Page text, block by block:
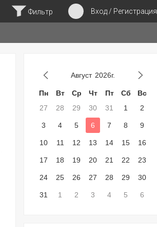
Вход / Регистрация
Фильтр
Август 2026г.
Пн Вт Ср Чт Пт Сб
Вс
27
28 29 30 31 1 2
3 4 5 6 7 8 9
10 11 12 13 14 15 16
17 18 19 20 21 22 23
24 25 26 27 28 29 30
31 1 2 3 4 5 6